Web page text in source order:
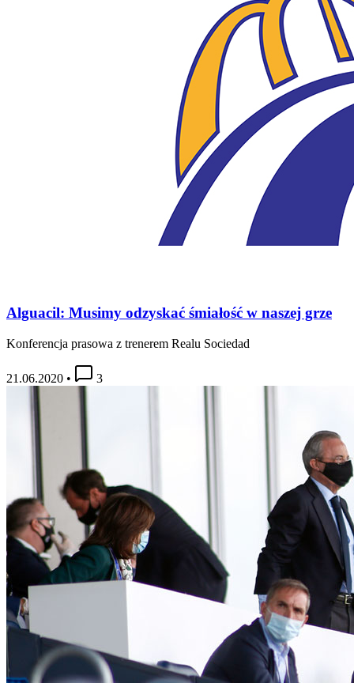
Alguacil: Musimy odzyskać śmiałość w naszej grze
Konferencja prasowa z trenerem Realu Sociedad
21.06.2020 • 3